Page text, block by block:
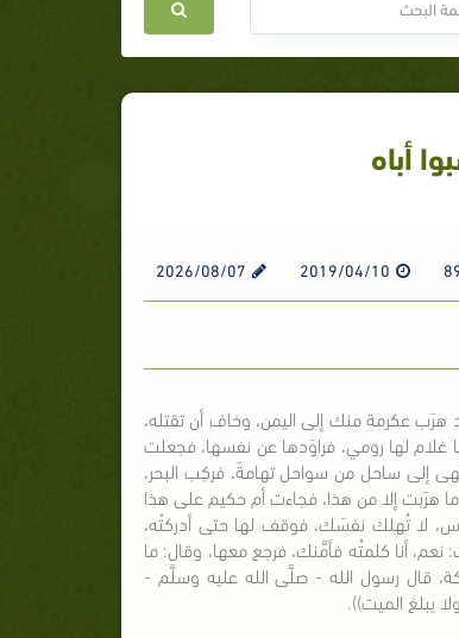
أباه
2019/04/10
2026/08/07
هرَب عكرمة منك إلى اليمن، وخاف أن تقتله،
لها رومي، فراوَدها عن نفسها، فجعلت
إلى ساحل من سواحل تهامةَ، فركِب البحر،
هرَبت إلا من هذا، فجاءت أم حكيم على هذا
لا تُهلك نفسَك، فوقف لها حتى أدركتْه،
أنا كلمتُه فأمَّنك، فرجع معها، وقال: ما
قال رسول الله - صلَّى الله عليه وسلَّم -
يبلغ الميت)).